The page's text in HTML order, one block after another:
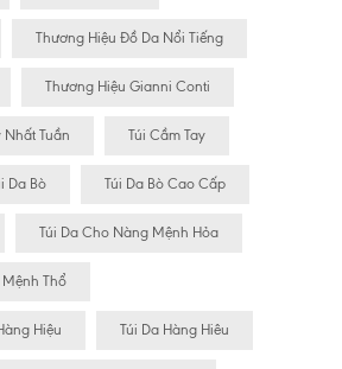
Thương Hiệu Đồ Da Nổi Tiếng
Thương Hiệu Gianni Conti
Tuần Túi Cầm Tay
Da Bò Túi Da Bò Cao Cấp
Túi Da Cho Nàng Mệnh Hỏa
Thổ
Hiệu Túi Da Hàng Hiêu